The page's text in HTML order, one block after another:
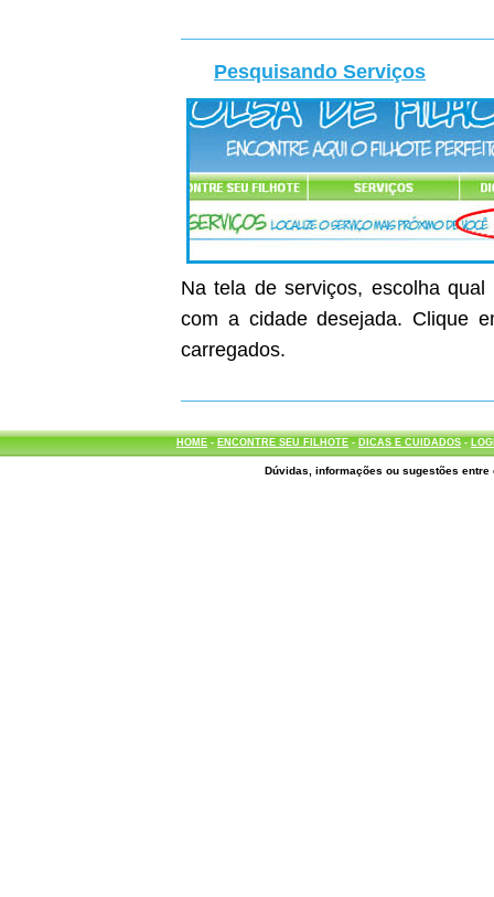
Pesquisando Serviços
Na tela de serviços, escolha
com a cidade desejada. Clique
carregados.
HOME- ENCONTRE SEU FILHOTE- DICAS E CUIDADOS-
Dúvidas, informações ou sugestões